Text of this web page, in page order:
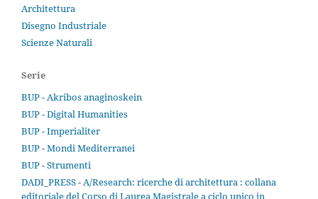
Architettura
Disegno Industriale
Scienze Naturali
Serie
BUP - Akribos anaginoskein
BUP - Digital Humanities
BUP - Imperialiter
BUP - Mondi Mediterranei
BUP - Strumenti
DADI_PRESS - A/Research: ricerche di architettura : collana
editoriale del Corso di Laurea Magistrale a ciclo unico in